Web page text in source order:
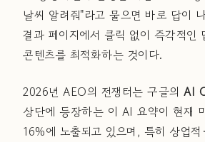
날씨 알려줘"라고 물으면 바로 답이
결과 페이지에서 클릭 없이 즉각적인
콘텐츠를 최적화하는 것이다.
2026년 AEO의 전쟁터는 구글의 AI
상단에 등장하는 이 AI 요약이 현재
16%에 노출되고 있으며, 특히 상업